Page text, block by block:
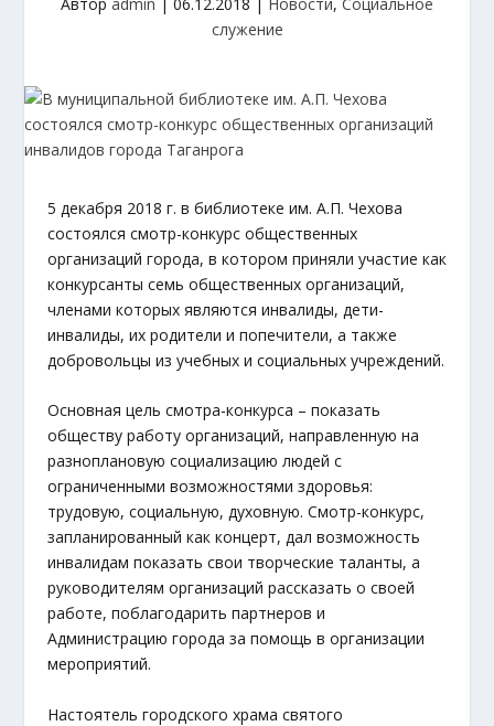
служение
5 декабря 2018 г. в библиотеке им. А.П. Чехова
состоялся смотр-конкурс общественных
организаций города, в котором приняли участие как
конкурсанты семь общественных организаций,
членами которых являются инвалиды, дети-
инвалиды, их родители и попечители, а также
добровольцы из учебных и социальных учреждений.
Основная цель смотра-конкурса – показать
обществу работу организаций, направленную на
разноплановую социализацию людей с
ограниченными возможностями здоровья:
трудовую, социальную, духовную. Смотр-конкурс,
запланированный как концерт, дал возможность
инвалидам показать свои творческие таланты, а
руководителям организаций рассказать о своей
работе, поблагодарить партнеров и
Администрацию города за помощь в организации
мероприятий.
Настоятель городского храма святого